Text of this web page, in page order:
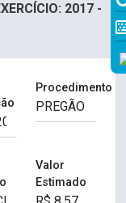
2017 -
Procedimento
Valor
Estimado